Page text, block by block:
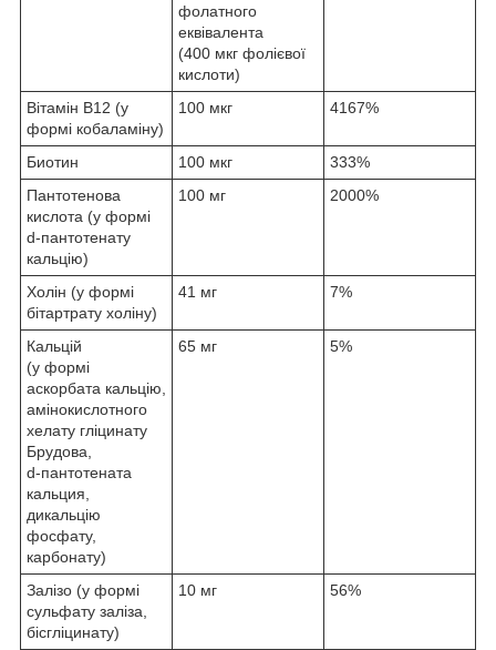
фолатного
еквівалента
(400 мкг фолієвої
кислоти)
Вітамін B12 (у
формі кобаламіну)
100 мкг 4167%
Биотин 100 мкг
333%
Пантотенова
кислота (у формі
d-пантотенату
кальцію)
100 мг 2000%
Холін (у формі
бітартрату холіну)
41 мг 7%
Кальцій
(у формі
аскорбата кальцію,
амінокислотного
хелату гліцинату
Брудова,
d-пантотената
кальция,
дикальцію
фосфату,
карбонату)
65 мг 5%
Залізо (у формі
сульфату заліза,
бісгліцинату)
10 мг 56%